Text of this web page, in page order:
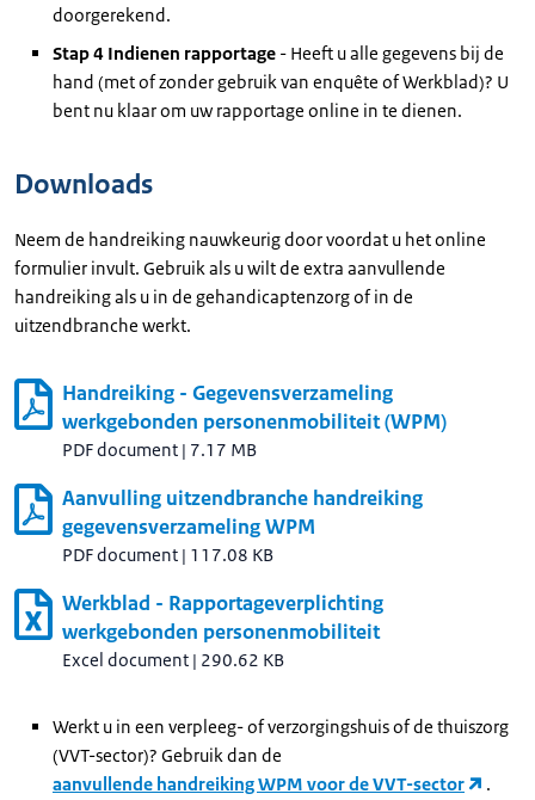
doorgerekend.
Stap 4 Indienen rapportage - Heeft u alle gegevens bij de
hand (met of zonder gebruik van enquête of Werkblad)? U
bent nu klaar om uw rapportage online in te dienen.
Downloads
Neem de handreiking nauwkeurig door voordat u het online
formulier invult. Gebruik als u wilt de extra aanvullende
handreiking als u in de gehandicaptenzorg of in de
uitzendbranche werkt.
Handreiking - Gegevensverzameling
werkgebonden personenmobiliteit (WPM)
PDF document | 7.17 MB
Aanvulling uitzendbranche handreiking
gegevensverzameling WPM
PDF document | 117.08 KB
Werkblad - Rapportageverplichting
werkgebonden personenmobiliteit
Excel document | 290.62 KB
Werkt u in een verpleeg- of verzorgingshuis of de thuiszorg
(VVT-sector)? Gebruik dan de
aanvullende handreiking WPM voor de VVT-sector
.